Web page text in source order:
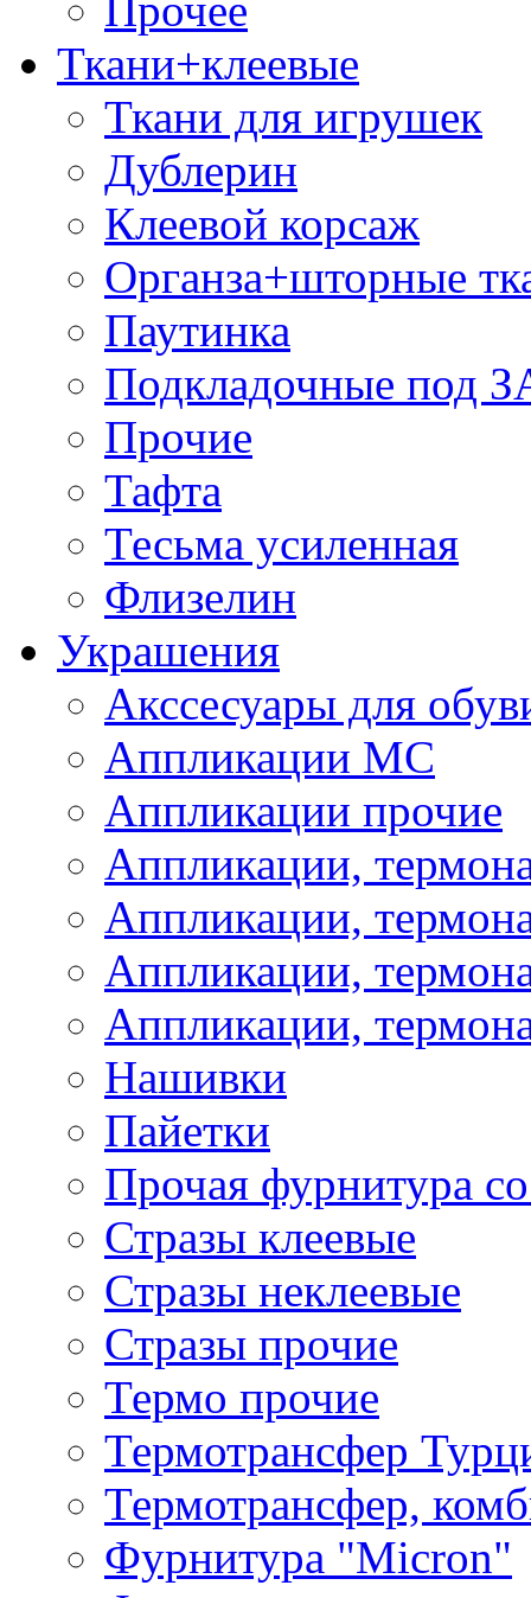
Ткани+клеевые
Ткани для игрушек
Дублерин
Клеевой корсаж
Органза+шторные
Паутинка
Подкладочные под
Прочие
Тафта
Тесьма усиленная
Флизелин
Украшения
Акссесуары для
Аппликации МС
Аппликации прочие
Аппликации,
Аппликации,
Аппликации,
Аппликации,
Нашивки
Пайетки
Прочая фурнитура
Стразы клеевые
Стразы неклеевые
Стразы прочие
Термо прочие
Термотрансфер
Термотрансфер,
Фурнитура "Micron"